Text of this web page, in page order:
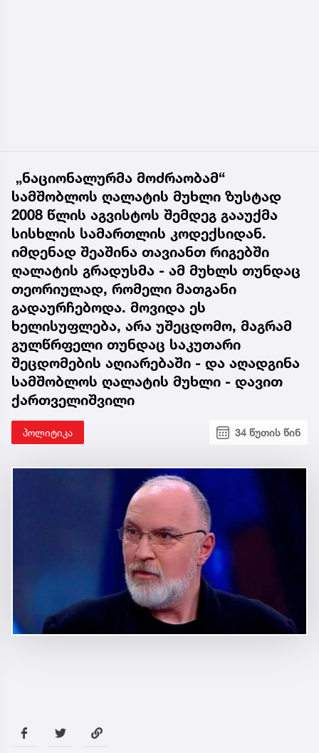
„ნაციონალურმა მოძრაობამ“
სამშობლოს ღალატის მუხლი ზუსტად
2008 წლის აგვისტოს შემდეგ გააუქმა
სისხლის სამართლის კოდექსიდან.
იმდენად შეაშინა თავიანთ რიგებში
ღალატის გრადუსმა - ამ მუხლს თუნდაც
თეორიულად, რომელი მათგანი
გადაურჩებოდა. მოვიდა ეს
ხელისუფლება, არა უშეცდომო, მაგრამ
გულწრფელი თუნდაც საკუთარი
შეცდომების აღიარებაში - და აღადგინა
სამშობლოს ღალატის მუხლი - დავით
ქართველიშვილი
პოლიტიკა 34 წუთის წინ